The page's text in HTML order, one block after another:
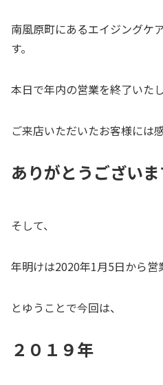
南風原町にあるエイジングケ
す。
本日で年内の営業を終了いた
ご来店いただいたお客様には
ありがとうございま
そして、
年明けは2020年1月5日から営
とゆうことで今回は、
２０１９年